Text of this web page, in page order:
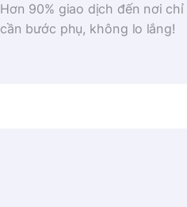
Hơn 90% giao dịch đến nơi
cần bước phụ, không lo lắng!